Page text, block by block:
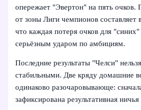
опережает "Эвертон" на пять очков.
от зоны Лиги чемпионов составляет
что каждая потеря очков для
серьёзным ударом по амбициям.
Последние результаты "Челси"
стабильными. Две кряду домашние
одинаково разочаровывающе:
зафиксирована результативная